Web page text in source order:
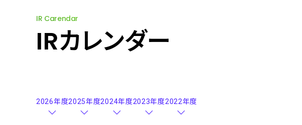
IR Carendar
IRカレンダー
2026年度2025年度2024年度2023年度2022年度